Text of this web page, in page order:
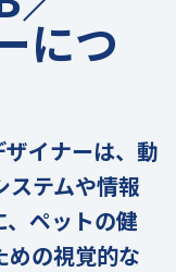
につ
イナーは、動
ステムや情報
ペットの健
めの視覚的な